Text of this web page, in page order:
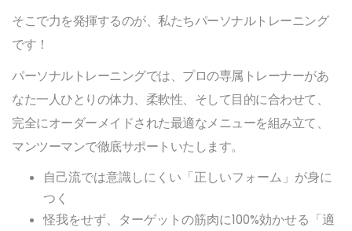
そこで力を発揮するのが、私たちパーソナルトレーニング
です！
パーソナルトレーニングでは、プロの専属トレーナーがあ
なた一人ひとりの体力、柔軟性、そして目的に合わせて、
完全にオーダーメイドされた最適なメニューを組み立て、
マンツーマンで徹底サポートいたします。
自己流では意識しにくい「正しいフォーム」が身に
つく
怪我をせず、ターゲットの筋肉に100%効かせる「適